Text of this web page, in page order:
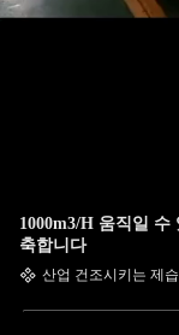
1000m3/H 움직일
축합니다
산업 건조시키는 제습